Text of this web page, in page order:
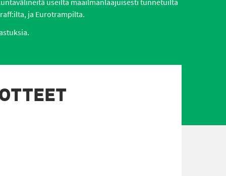
useilta maailmanlaajuisesti tunnetuilta
ja Eurotrampilta.